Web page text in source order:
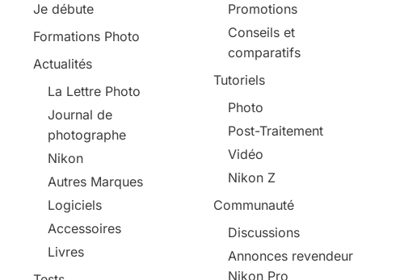
Je débute
Formations Photo
Actualités
La Lettre Photo
Journal de
photographe
Nikon
Autres Marques
Logiciels
Accessoires
Livres
Promotions
Conseils et
comparatifs
Tutoriels
Photo
Post-Traitement
Vidéo
Nikon Z
Communauté
Discussions
Annonces revendeur
Nikon Pro